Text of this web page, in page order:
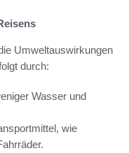
Umweltauswirkungen
durch:
Wasser und
wie